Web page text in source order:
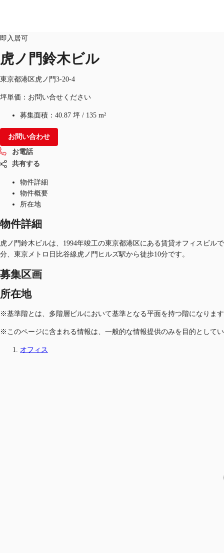
即入居可
虎ノ門鈴木ビル
東京都港区虎ノ門3-20-4
坪単価：お問い合せください
募集面積： 40.87 坪 / 135 m²
お問い合わせ
お電話
共有する
物件詳細
物件概要
所在地
物件詳細
虎ノ門鈴木ビルは、1994年竣工の東京都港区にある賃貸オフィスビル
分、東京メトロ日比谷線虎ノ門ヒルズ駅から徒歩10分です。
募集区画
所在地
※基準階とは、多階層ビルにおいて基準となる平面を持つ階になりま
※このページに含まれる情報は、一般的な情報提供のみを目的として
オフィス